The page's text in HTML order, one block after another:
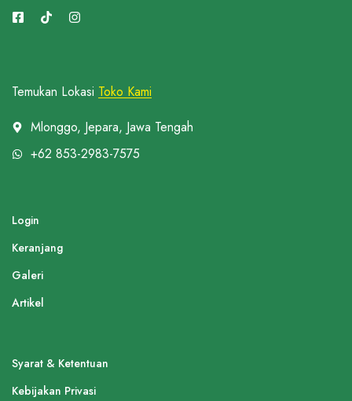
Temukan Lokasi Toko Kami
Mlonggo, Jepara, Jawa Tengah
+62 853-2983-7575
Login
Keranjang
Galeri
Artikel
Syarat & Ketentuan
Kebijakan Privasi